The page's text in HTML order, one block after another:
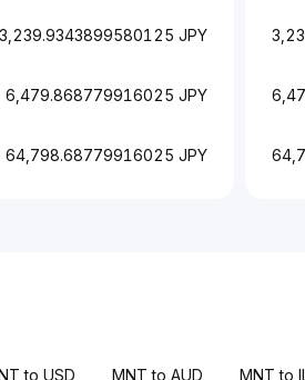
3,239.9343899580125 JPY
6,479.868779916025 JPY
64,798.68779916025 JPY
to USD MNT to AUD MNT to